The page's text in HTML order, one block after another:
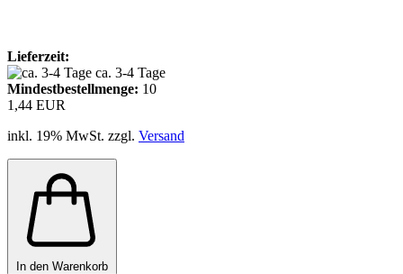
Lieferzeit:
ca. 3-4 Tage
Mindestbestellmenge: 10
1,44 EUR
inkl. 19% MwSt. zzgl. Versand
In den Warenkorb